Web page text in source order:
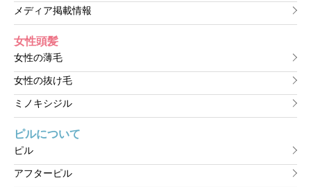
メディア掲載情報
女性頭髪
女性の薄毛
女性の抜け毛
ミノキシジル
ピルについて
ピル
アフターピル